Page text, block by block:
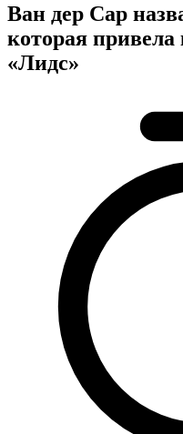
Ван дер Сар
которая
«Лидс»